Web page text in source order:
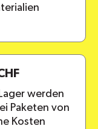
werden
Paketen von
Kosten